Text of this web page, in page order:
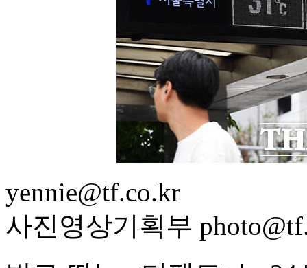
yennie@tf.co.kr
사진영상기획부